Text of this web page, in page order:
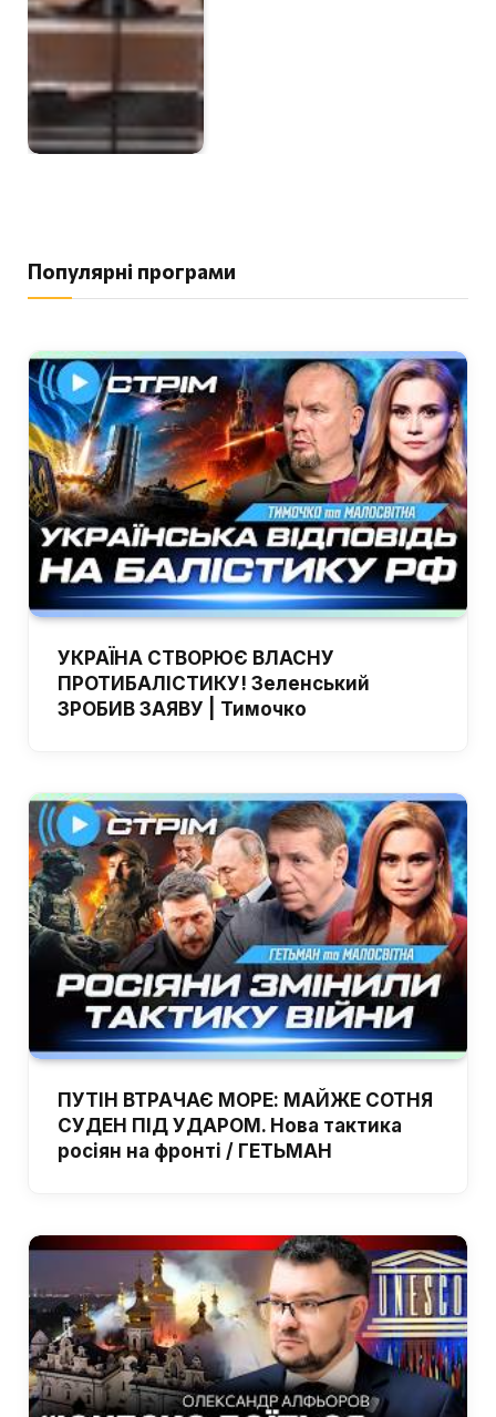
Популярні програми
УКРАЇНА СТВОРЮЄ ВЛАСНУ
ПРОТИБАЛІСТИКУ! Зеленський
ЗРОБИВ ЗАЯВУ | Тимочко
ПУТІН ВТРАЧАЄ МОРЕ: МАЙЖЕ СОТНЯ
СУДЕН ПІД УДАРОМ. Нова тактика
росіян на фронті / ГЕТЬМАН